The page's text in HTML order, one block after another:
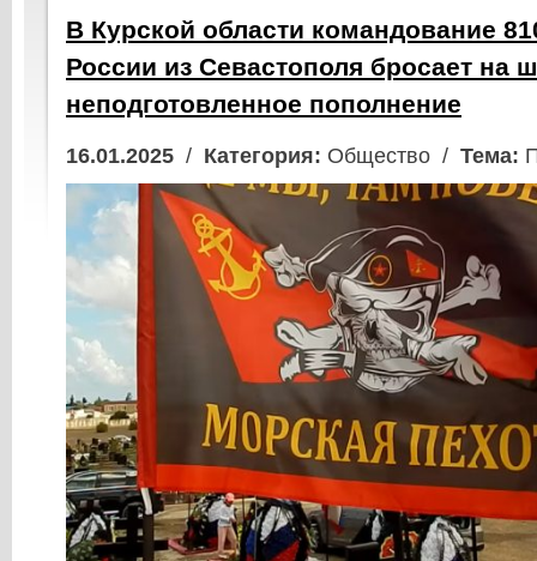
В Курской области командование
России из Севастополя бросает на
неподготовленное пополнение
16.01.2025 / Категория: Общество / Тема: